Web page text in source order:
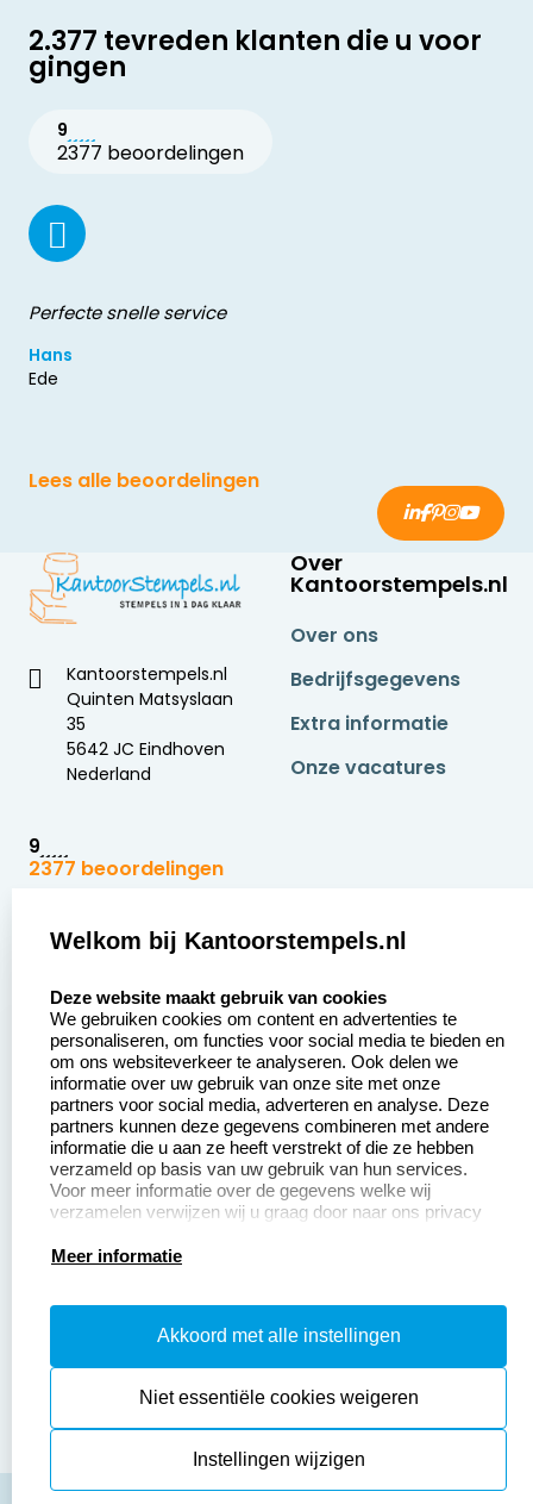
2.377 tevreden klanten die u voor
gingen
9
2377 beoordelingen
Perfecte snelle service
Hans
Ede
Lees alle beoordelingen
Kantoorstempels.nl
Quinten Matsyslaan
35
5642 JC Eindhoven
Nederland
9
2377 beoordelingen
Over
Kantoorstempels.nl
Over ons
Bedrijfsgegevens
Extra informatie
Onze vacatures
Zakelijk:
Aanvraag op maat
Betaling &
Verzending
Wederverkoper
worden
Sale
Klantenservice:
Contact opnemen
Veel gestelde vragen
Retourneren
Herroepingsrecht
Productinformatie:
Instructiepagina
Safety Sheets
Sitemap
Welkom bij Kantoorstempels.nl
Deze website maakt gebruik van cookies
We gebruiken cookies om content en advertenties te
personaliseren, om functies voor social media te bieden en
om ons websiteverkeer te analyseren. Ook delen we
informatie over uw gebruik van onze site met onze
partners voor social media, adverteren en analyse. Deze
partners kunnen deze gegevens combineren met andere
informatie die u aan ze heeft verstrekt of die ze hebben
verzameld op basis van uw gebruik van hun services.
Voor meer informatie over de gegevens welke wij
verzamelen verwijzen wij u graag door naar ons privacy
Meer informatie
Akkoord met alle instellingen
Niet essentiële cookies weigeren
Instellingen wijzigen